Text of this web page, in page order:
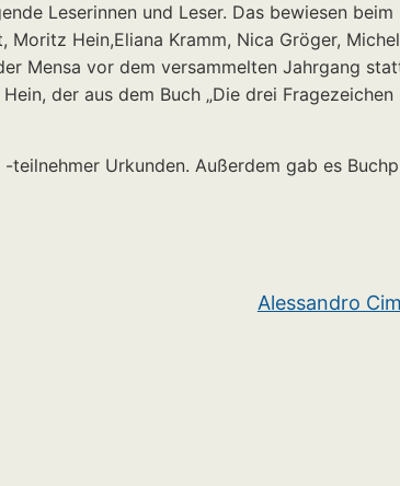
Leserinnen und Leser. Das bewiesen
Hein,Eliana Kramm, Nica Gröger,
Mensa vor dem versammelten Jahrgang
der aus dem Buch „Die drei
Urkunden. Außerdem gab es
Alessandro